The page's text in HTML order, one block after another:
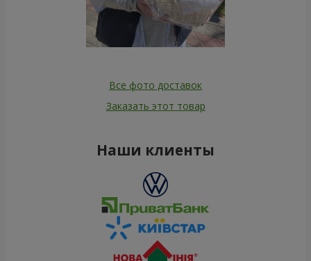
Все фото доставок
Заказать этот товар
Наши клиенты